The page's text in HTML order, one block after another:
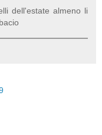
dell'estate almeno li